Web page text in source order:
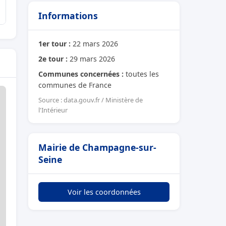
Informations
1er tour : 22 mars 2026
2e tour : 29 mars 2026
Communes concernées : toutes les
communes de France
Source : data.gouv.fr / Ministère de
l'Intérieur
Mairie de Champagne-sur-
Seine
Voir les coordonnées